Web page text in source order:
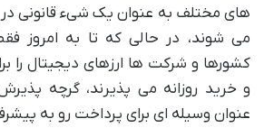
های مختلف به عنوان یک شیء قانونی در
می شوند، در حالی که تا به امروز
کشورها و شرکت ها ارزهای دیجیتال را
و خرید روزانه می پذیرند، گرچه
عنوان وسیله ای برای پرداخت رو به